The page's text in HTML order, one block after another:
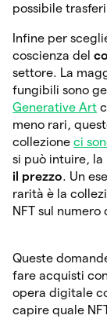
possibile
Infine per
coscienza del
settore. La
fungibili sono
Generative Art
meno rari,
collezione ci
si può intuire,
il prezzo. Un
rarità è la
NFT sul
Queste
fare acquisti
opera digitale
capire quale